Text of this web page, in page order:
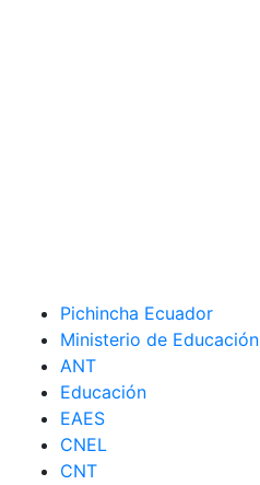
Pichincha Ecuador
Ministerio de Educación
ANT
Educación
EAES
CNEL
CNT